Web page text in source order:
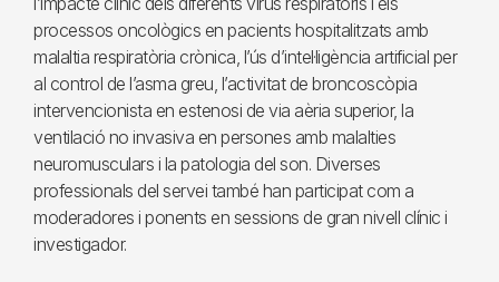
processos oncològics en pacients hospitalitzats amb
malaltia respiratòria crònica, l’ús d’intel·ligència artificial per
al control de l’asma greu, l’activitat de broncoscòpia
intervencionista en estenosi de via aèria superior, la
ventilació no invasiva en persones amb malalties
neuromusculars i la patologia del son. Diverses
professionals del servei també han participat com a
moderadores i ponents en sessions de gran nivell clínic i
investigador.